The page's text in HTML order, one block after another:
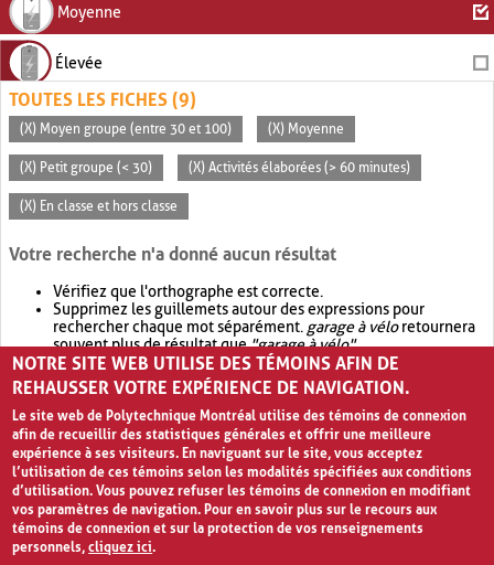
Moyenne
Élevée
TOUTES LES FICHES (9)
(X) Moyen groupe (entre 30 et 100) (X) Moyenne
(X) Petit groupe (< 30) (X) Activités élaborées (> 60 minutes)
(X) En classe et hors classe
Votre recherche n'a donné aucun résultat
Vérifiez que l'orthographe est correcte.
Supprimez les guillemets autour des expressions pour
rechercher chaque mot séparément. garage à véloretournera
souvent plus de résultat que"garage à vélo".
Envisagez d'élargir votre recherche avec OR.garage OR vélo
retournera souvent plus de résultat quegarage à vélo
NOTRE SITE WEB UTILISE DES TÉMOINS AFIN DE
REHAUSSER VOTRE EXPÉRIENCE DE NAVIGATION.
Le site web de Polytechnique Montréal utilise des témoins de connexion
afin de recueillir des statistiques générales et offrir une meilleure
expérience à ses visiteurs. En naviguant sur le site, vous acceptez
l’utilisation de ces témoins selon les modalités spécifiées aux conditions
d’utilisation. Vous pouvez refuser les témoins de connexion en modifiant
vos paramètres de navigation. Pour en savoir plus sur le recours aux
témoins de connexion et sur la protection de vos renseignements
personnels,cliquez ici.